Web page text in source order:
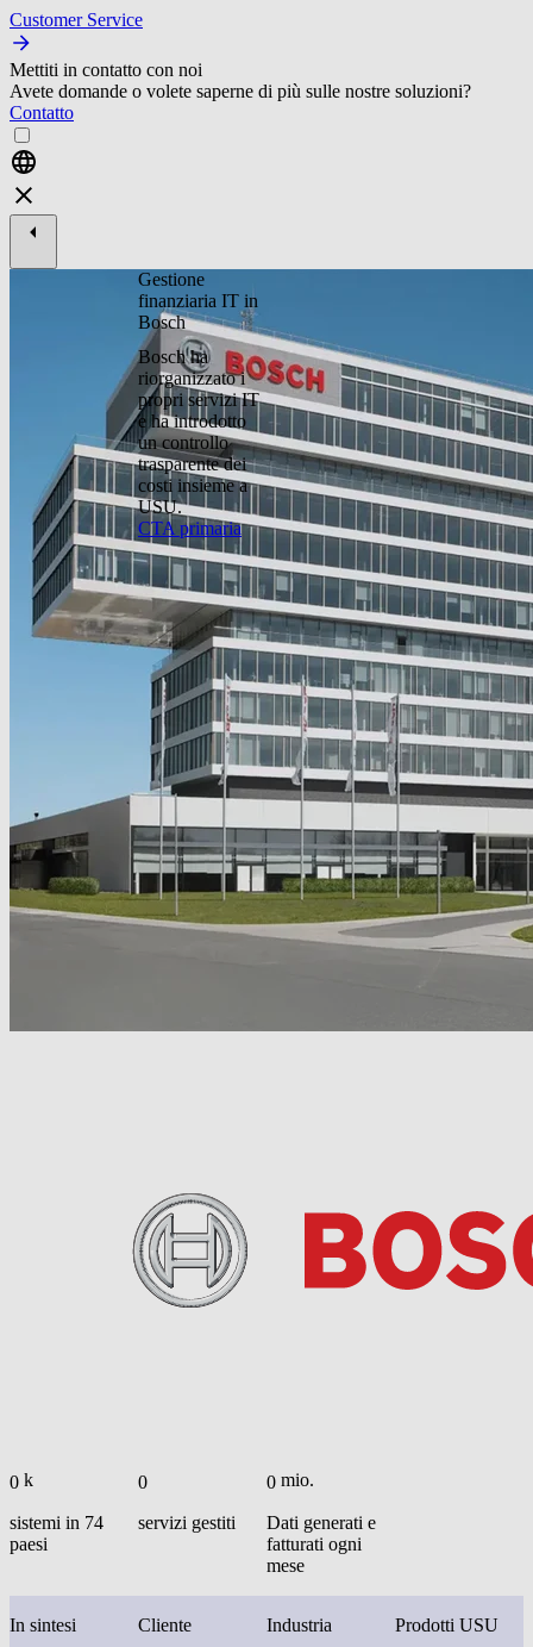
Customer Service
Mettiti in contatto con noi
Avete domande o volete saperne di più sulle nostre soluzioni?
Contatto
Gestione
finanziaria IT in
Bosch
Bosch ha
riorganizzato i
propri servizi IT
e ha introdotto
un controllo
trasparente dei
costi insieme a
USU.
CTA primaria
0 k
sistemi in 74
paesi
0
servizi gestiti
0 mio.
Dati generati e
fatturati ogni
mese
In sintesi
Cliente
Industria
Prodotti USU